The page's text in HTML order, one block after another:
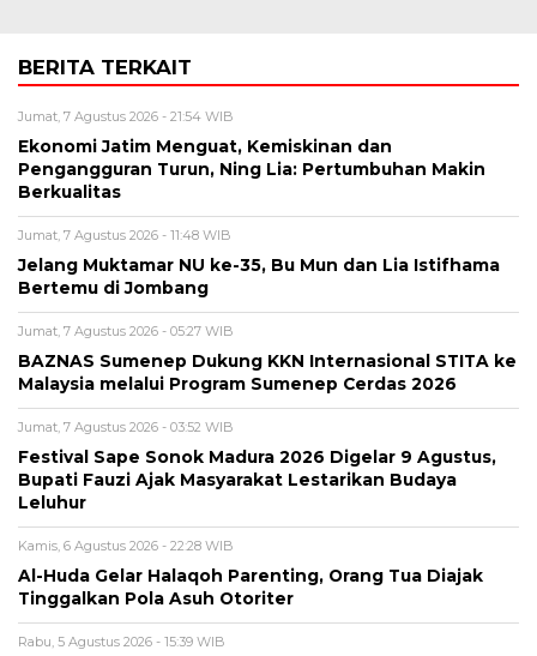
BERITA TERKAIT
Jumat, 7 Agustus 2026 - 21:54 WIB
Ekonomi Jatim Menguat, Kemiskinan dan
Pengangguran Turun, Ning Lia: Pertumbuhan Makin
Berkualitas
Jumat, 7 Agustus 2026 - 11:48 WIB
Jelang Muktamar NU ke-35, Bu Mun dan Lia Istifhama
Bertemu di Jombang
Jumat, 7 Agustus 2026 - 05:27 WIB
BAZNAS Sumenep Dukung KKN Internasional STITA ke
Malaysia melalui Program Sumenep Cerdas 2026
Jumat, 7 Agustus 2026 - 03:52 WIB
Festival Sape Sonok Madura 2026 Digelar 9 Agustus,
Bupati Fauzi Ajak Masyarakat Lestarikan Budaya
Leluhur
Kamis, 6 Agustus 2026 - 22:28 WIB
Al-Huda Gelar Halaqoh Parenting, Orang Tua Diajak
Tinggalkan Pola Asuh Otoriter
Rabu, 5 Agustus 2026 - 15:39 WIB